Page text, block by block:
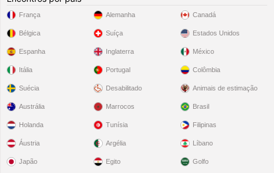
França
Bélgica
Espanha
Itália
Suécia
Alemanha
Suíça
Inglaterra
Portugal
Desabilitado
Canadá
Estados Unidos
México
Colômbia
Animais de estimação
Austrália
Holanda
Áustria
Japão
Marrocos
Tunísia
Argélia
Egito
Brasil
Filipinas
Líbano
Golfo